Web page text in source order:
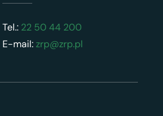
Tel.:22 50 44 200
E-mail:zrp@zrp.pl